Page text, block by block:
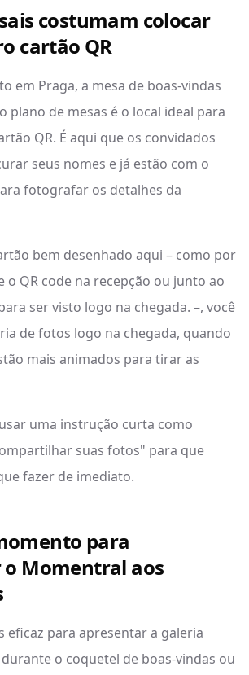
costumam colocar
cartão QR
em Praga, a mesa de boas-vindas
plano de mesas é o local ideal para
QR. É aqui que os convidados
seus nomes e já estão com o
fotografar os detalhes da
bem desenhado aqui – como por
o QR code na recepção ou junto ao
ser visto logo na chegada. –, você
de fotos logo na chegada, quando
mais animados para tirar as
uma instrução curta como
suas fotos" para que
fazer de imediato.
para
Momentral aos
eficaz para apresentar a galeria
o coquetel de boas-vindas ou